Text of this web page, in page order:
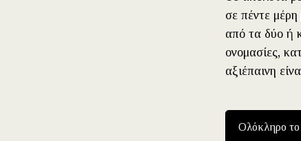
σε πέντε μέρη
από τα δύο ή
ονομασίες,
αξιέπαινη
Ολόκληρο το